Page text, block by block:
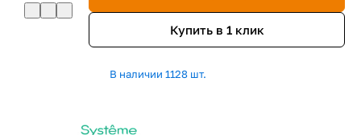
Купить в 1 клик
В наличии 1128 шт.